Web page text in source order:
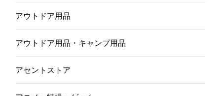
アウトドア用品
アウトドア用品・キャンプ用品
アセントストア